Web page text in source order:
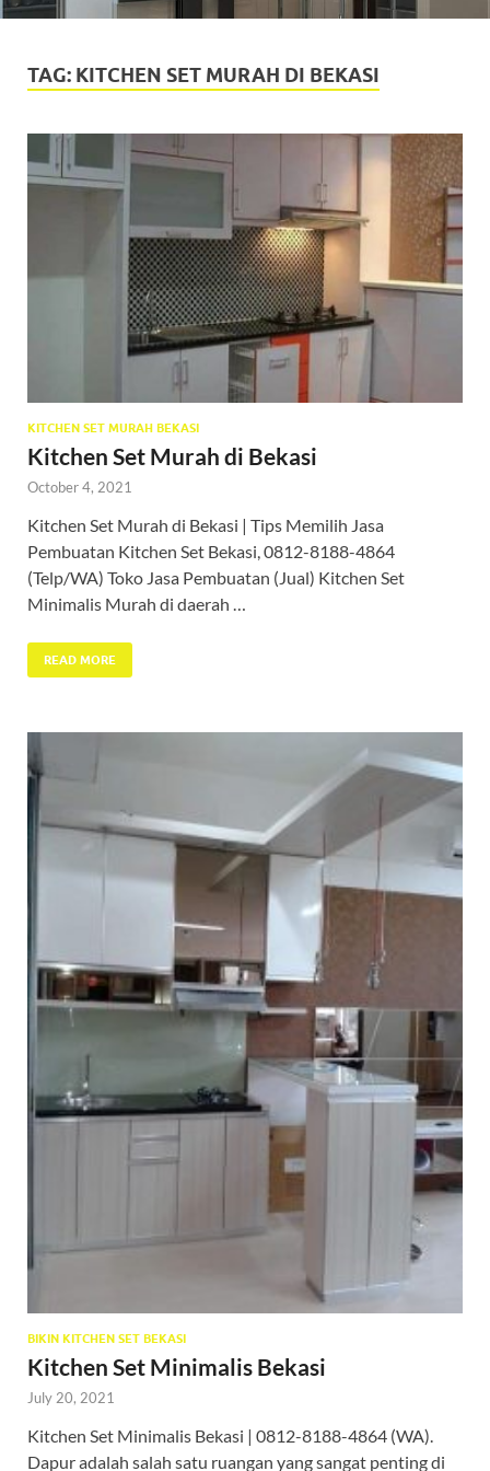
TAG: KITCHEN SET MURAH DI BEKASI
KITCHEN SET MURAH BEKASI
Kitchen Set Murah di Bekasi
October 4, 2021
Kitchen Set Murah di Bekasi | Tips Memilih Jasa
Pembuatan Kitchen Set Bekasi, 0812-8188-4864
(Telp/WA) Toko Jasa Pembuatan (Jual) Kitchen Set
Minimalis Murah di daerah …
READ MORE
BIKIN KITCHEN SET BEKASI
Kitchen Set Minimalis Bekasi
July 20, 2021
Kitchen Set Minimalis Bekasi | 0812-8188-4864 (WA).
Dapur adalah salah satu ruangan yang sangat penting di